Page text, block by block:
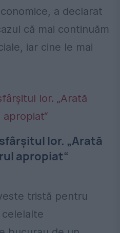
a declarat
că mai continuăm
iar cine le mai
lor. „Arată
apropiat“
tristă pentru